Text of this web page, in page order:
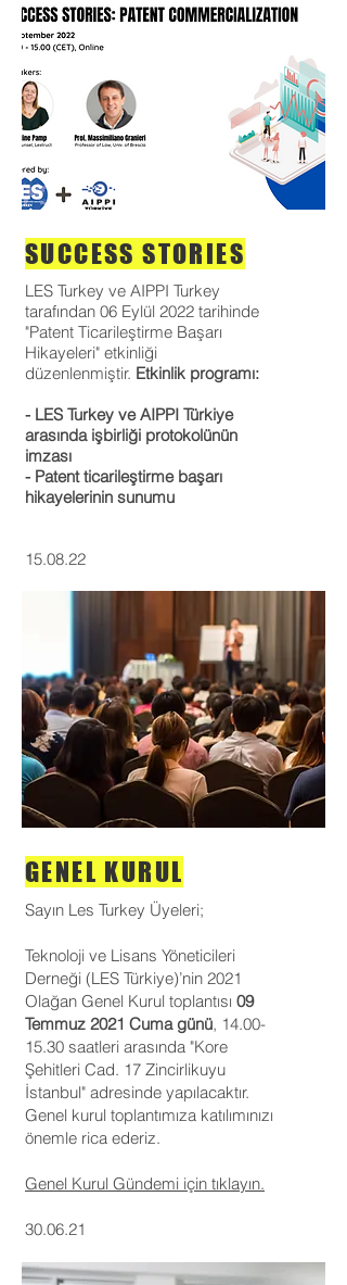
SUCCESS STORIES
LES Turkey ve AIPPI Turkey
tarafından 06 Eylül 2022 tarihinde
"Patent Ticarileştirme Başarı
Hikayeleri" etkinliği
düzenlenmiştir. Etkinlik programı:
- LES Turkey ve AIPPI Türkiye
arasında işbirliği protokolünün
imzası
- Patent ticarileştirme başarı
hikayelerinin sunumu
15.08.22
GENEL KURUL
Sayın Les Turkey Üyeleri;
Teknoloji ve Lisans Yöneticileri
Derneği (LES Türkiye)’nin 2021
Olağan Genel Kurul toplantısı 09
Temmuz 2021 Cuma günü, 14.00-
15.30 saatleri arasında "Kore
Şehitleri Cad. 17 Zincirlikuyu
İstanbul" adresinde yapılacaktır.
Genel kurul toplantımıza katılımınızı
önemle rica ederiz.
Genel Kurul Gündemi için tıklayın.
30.06.21